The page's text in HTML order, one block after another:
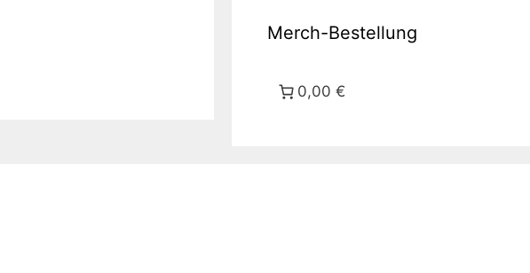
Merch-Bestellung
0,00 €